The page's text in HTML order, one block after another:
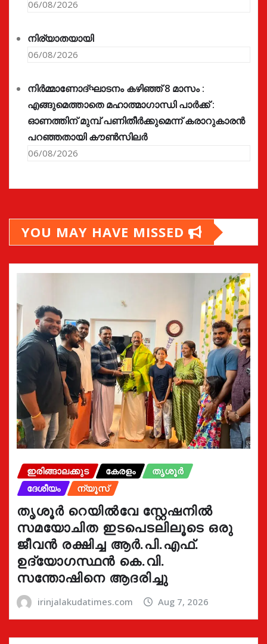
06/08/2026
നിര്യാതയായി
06/08/2026
നിർമ്മാണോദ്ഘാടനം കഴിഞ്ഞ് 8 മാസം :
എങ്ങുമെത്താതെ മഹാത്മാഗാന്ധി പാർക്ക് :
ഓണത്തിന് മുമ്പ് പണിതീർക്കുമെന്ന് കരാറുകാരൻ
പറഞ്ഞതായി കൗൺസിലർ
06/08/2026
YOU MAY HAVE MISSED
ഇരിങ്ങാലക്കുട കേരളം
തൃശൂർ
ദേശീയം
ന്യൂസ്
തൃശൂർ റെയിൽവേ സ്റ്റേഷനിൽ
സമയോചിത ഇടപെടലിലൂടെ ഒരു
ജീവൻ രക്ഷിച്ച ആർ.പി.എഫ്.
ഉദ്യോഗസ്ഥൻ കെ.വി.
സന്തോഷിനെ ആദരിച്ചു
irinjalakudatimes.com Aug 7, 2026